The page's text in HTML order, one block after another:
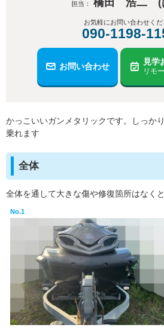
担当： 橋田 浩二 (
お気軽にお問い合わせくだ
090-1198-
お問い合わせ 見学
リモ
かっこいいガンメタリックです。しっか
乗れます
全体
全体を通して大きな傷や修復箇所はなく
No.1